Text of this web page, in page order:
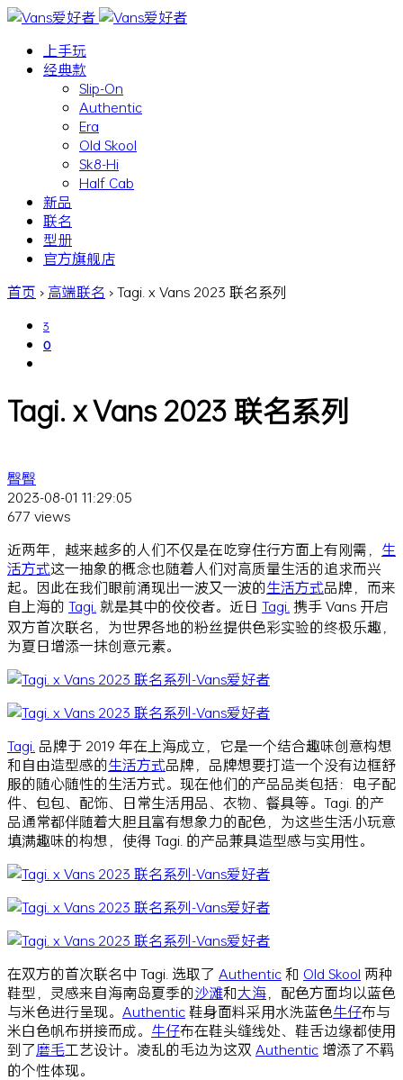
上手玩
经典款
Slip-On
Authentic
Era
Old Skool
Sk8-Hi
Half Cab
新品
联名
型册
官方旗舰店
首页 › 高端联名 ›Tagi. x Vans 2023 联名系列
3
0
Tagi. x Vans 2023 联名系列
臀臀
2023-08-01 11:29:05
677 views
近两年，越来越多的人们不仅是在吃穿住行方面上有刚需， 生
活方式这一抽象的概念也随着人们对高质量生活的追求而兴
起。因此在我们眼前涌现出一波又一波的生活方式品牌，而来
自上海的 Tagi. 就是其中的佼佼者。近日 Tagi. 携手 Vans 开启
双方首次联名，为世界各地的粉丝提供色彩实验的终极乐趣，
为夏日增添一抹创意元素。
Tagi. 品牌于 2019 年在上海成立，它是一个结合趣味创意构想
和自由造型感的生活方式品牌，品牌想要打造一个没有边框舒
服的随心随性的生活方式。现在他们的产品品类包括：电子配
件、包包、配饰、日常生活用品、衣物、餐具等。Tagi. 的产
品通常都伴随着大胆且富有想象力的配色，为这些生活小玩意
填满趣味的构想，使得 Tagi. 的产品兼具造型感与实用性。
在双方的首次联名中 Tagi. 选取了 Authentic和 Old Skool 两种
鞋型，灵感来自海南岛夏季的沙滩和大海 ，配色方面均以蓝色
与米色进行呈现。 Authentic鞋身面料采用水洗蓝色牛仔布与
米白色帆布拼接而成。 牛仔布在鞋头缝线处、鞋舌边缘都使用
到了磨毛工艺设计。凌乱的毛边为这双 Authentic 增添了不羁
的个性体现。